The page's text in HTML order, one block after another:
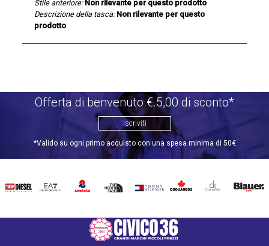
Stile anteriore: Non rilevante per questo prodotto
Descrizione della tasca: Non rilevante per questo
prodotto
Offerta di benvenuto €.5,00 di sconto*
Iscriviti
*Valido su ogni primo acquisto con una spesa minima di 50€
DIESEL EA7 INVICTATHE
TOMMY
DSQUARED2
CALVIN BLAUER